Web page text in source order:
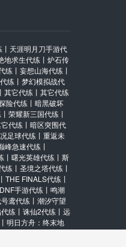
丨 天涯明月刀手游代
地求生代练 丨 炉石传
练 丨 妄想山海代练 丨
练 丨 梦幻模拟战代
丨 其它代练 丨 其它代练
险代练 丨 暗黑破坏
丨 荣耀新三国代练 丨
代练 丨 暗区突围代
足球代练 丨 重返未
峰急速代练 丨
丨 曙光英雄代练 丨 斯
练 丨 圣境之塔代练 丨
丨 THE FINALS代练 丨
DNF手游代练 丨 鸣潮
鸢代练 丨 潮汐守望
练 丨 诛仙2代练 丨 远
丨 明日方舟：终末地